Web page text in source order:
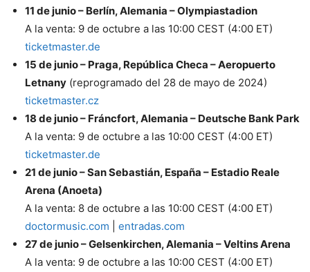
11 de junio – Berlín, Alemania – Olympiastadion
A la venta: 9 de octubre a las 10:00 CEST (4:00 ET)
ticketmaster.de
15 de junio – Praga, República Checa – Aeropuerto
Letnany (reprogramado del 28 de mayo de 2024)
ticketmaster.cz
18 de junio – Fráncfort, Alemania – Deutsche Bank Park
A la venta: 9 de octubre a las 10:00 CEST (4:00 ET)
ticketmaster.de
21 de junio – San Sebastián, España – Estadio Reale
Arena (Anoeta)
A la venta: 8 de octubre a las 10:00 CEST (4:00 ET)
doctormusic.com
entradas.com
27 de junio – Gelsenkirchen, Alemania – Veltins Arena
A la venta: 9 de octubre a las 10:00 CEST (4:00 ET)